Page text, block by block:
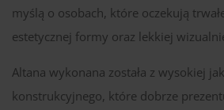
myślą o osobach, które oczekują
estetycznej formy oraz lekkiej
Altana wykonana została z wysokiej
konstrukcyjnego, które dobrze